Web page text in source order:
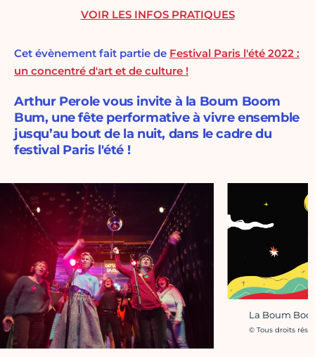
Cet évènement fait partie de Festival Paris l'été 2022 :
un concentré d'art et de culture !
Arthur Perole vous invite à la Boum Boom
Bum, une fête performative à vivre ensemble
jusqu’au bout de la nuit, dans le cadre du
festival Paris l'été !
La Boum
Crédit photo :
© Tous droits
VOIR LES INFOS PRATIQUES